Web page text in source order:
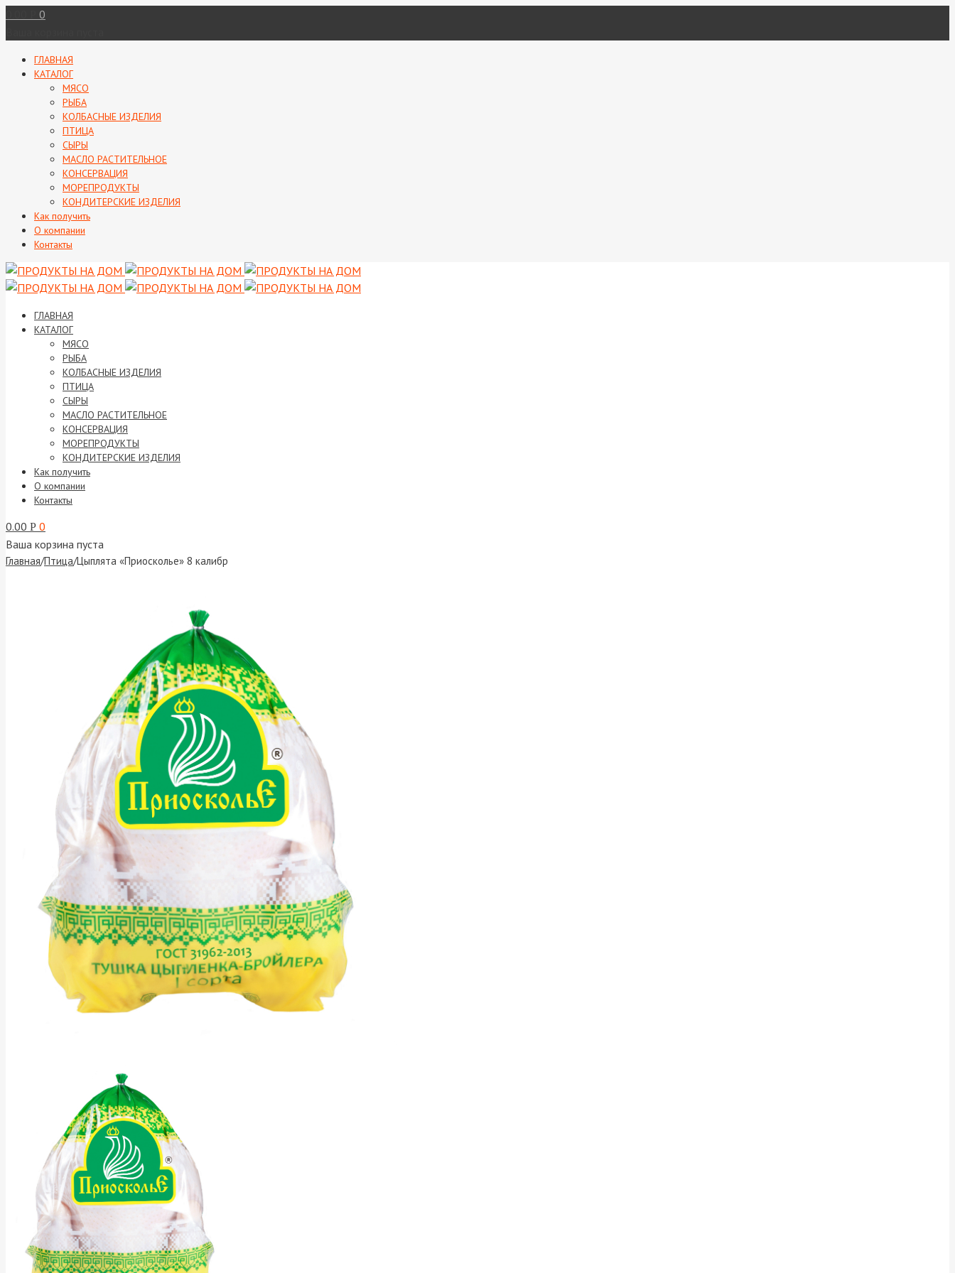
0
ГЛАВНАЯ
КАТАЛОГ
МЯСО
РЫБА
КОЛБАСНЫЕ ИЗДЕЛИЯ
ПТИЦА
СЫРЫ
МАСЛО РАСТИТЕЛЬНОЕ
КОНСЕРВАЦИЯ
МОРЕПРОДУКТЫ
КОНДИТЕРСКИЕ ИЗДЕЛИЯ
Как получить
О компании
Контакты
ГЛАВНАЯ
КАТАЛОГ
МЯСО
РЫБА
КОЛБАСНЫЕ ИЗДЕЛИЯ
ПТИЦА
СЫРЫ
МАСЛО РАСТИТЕЛЬНОЕ
КОНСЕРВАЦИЯ
МОРЕПРОДУКТЫ
КОНДИТЕРСКИЕ ИЗДЕЛИЯ
Как получить
О компании
Контакты
0.00 Р 0
Ваша корзина пуста
Главная/Птица/Цыплята «Приосколье» 8 калибр